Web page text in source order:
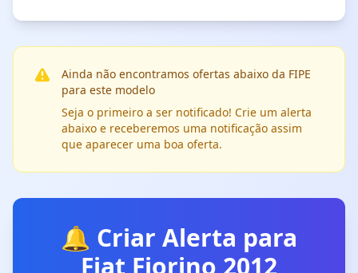
Ainda não encontramos ofertas abaixo da FIPE
para este modelo
Seja o primeiro a ser notificado! Crie um alerta
abaixo e receberemos uma notificação assim
que aparecer uma boa oferta.
🔔 Criar Alerta para
Fiat Fiorino 2012